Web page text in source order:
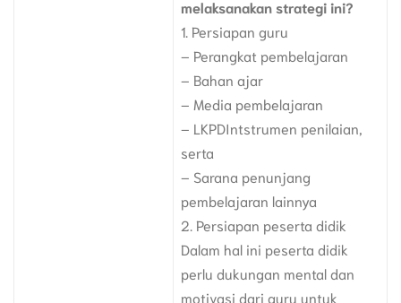
melaksanakan strategi ini?
1. Persiapan guru
– Perangkat pembelajaran
– Bahan ajar
– Media pembelajaran
– LKPDIntstrumen penilaian,
serta
– Sarana penunjang
pembelajaran lainnya
2. Persiapan peserta didik
Dalam hal ini peserta didik
perlu dukungan mental dan
motivasi dari guru untuk